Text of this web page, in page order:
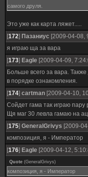
самого друля.
Это уже как карта ляжет.....
[172] Пазаниус [2009-04-08,
я играю ща за вара
[173] Eagle [2009-04-09,
Больше всего за вара.
в порядке ознакомления.
[174] cartman [2009-04-10,
Сойдет гама так играю пару
Щя маг 30 левла гамаю на
[175] GeneralGrivys [2009-
композиция, я - Император
[176] Eagle [2009-04-12,
Quote (GeneralGrivys)
композиция, я - Император